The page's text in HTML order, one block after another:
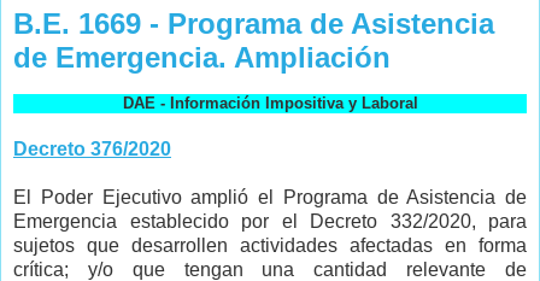
B.E. 1669 - Programa de Asistencia
de Emergencia. Ampliación
DAE - Información Impositiva y Laboral
Decreto 376/2020
El Poder Ejecutivo amplió el Programa de Asistencia de
Emergencia establecido por el Decreto 332/2020, para
sujetos que desarrollen actividades afectadas en forma
crítica; y/o que tengan una cantidad relevante de